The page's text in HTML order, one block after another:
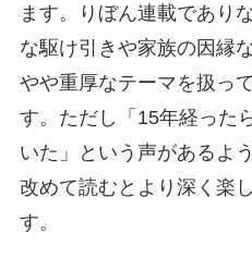
ます。りぼん連載であり
な駆け引きや家族の因縁
やや重厚なテーマを扱っ
す。ただし「15年経った
いた」という声があるよ
改めて読むとより深く楽
す。